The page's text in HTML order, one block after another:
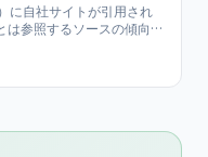
に自社サイトが引用され
参照するソースの傾向が
います。